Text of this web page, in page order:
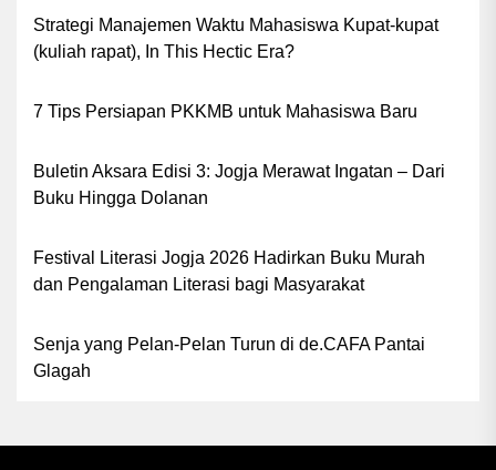
Strategi Manajemen Waktu Mahasiswa Kupat-kupat
(kuliah rapat), In This Hectic Era?
7 Tips Persiapan PKKMB untuk Mahasiswa Baru
Buletin Aksara Edisi 3: Jogja Merawat Ingatan – Dari
Buku Hingga Dolanan
Festival Literasi Jogja 2026 Hadirkan Buku Murah
dan Pengalaman Literasi bagi Masyarakat
Senja yang Pelan-Pelan Turun di de.CAFA Pantai
Glagah